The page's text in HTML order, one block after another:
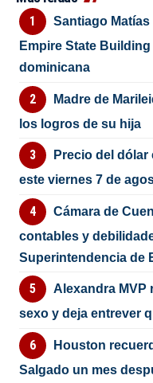
Santiago
Empire State
dominicana
Madre de
los logros de su hija
Precio del
este viernes 7 de
Cámara de
contables y
Superintendencia de
Alexandra MVP
sexo y deja entrever
Houston
Salgado un mes